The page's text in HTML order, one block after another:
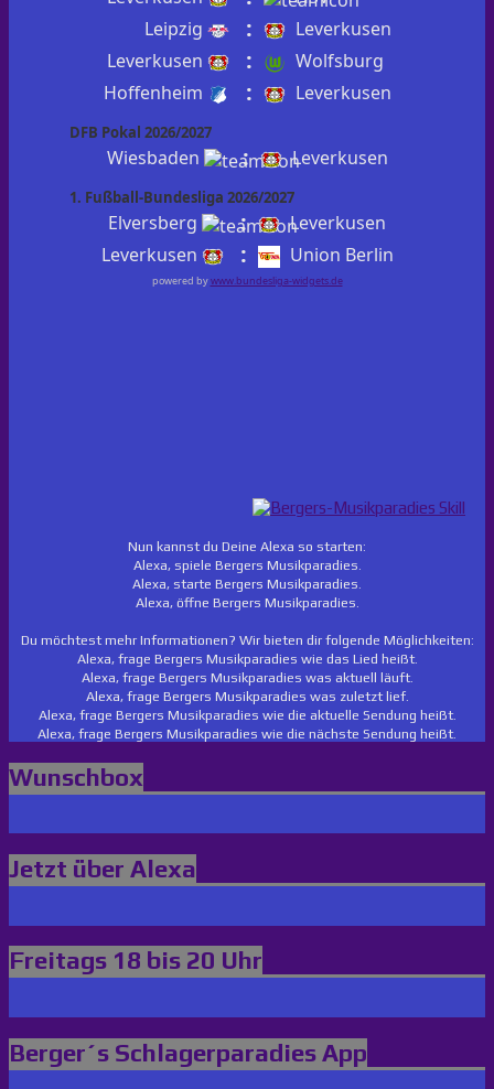
Leipzig
:
Leverkusen
Leverkusen
:
Wolfsburg
Hoffenheim
: Leverkusen
DFB Pokal 2026/2027
Wiesbaden : Leverkusen
1. Fußball-Bundesliga 2026/2027
Elversberg :
Leverkusen
Leverkusen
: Union Berlin
powered bywww.bundesliga-widgets.de
Nun kannst du Deine Alexa so starten:
Alexa, spiele Bergers Musikparadies.
Alexa, starte Bergers Musikparadies.
Alexa, öffne Bergers Musikparadies.
Du möchtest mehr Informationen? Wir bieten dir folgende Möglichkeiten:
Alexa, frage Bergers Musikparadies wie das Lied heißt.
Alexa, frage Bergers Musikparadies was aktuell läuft.
Alexa, frage Bergers Musikparadies was zuletzt lief.
Alexa, frage Bergers Musikparadies wie die aktuelle Sendung heißt.
Alexa, frage Bergers Musikparadies wie die nächste Sendung heißt.
Wunschbox
Jetzt über Alexa
Freitags 18 bis 20 Uhr
Berger´s Schlagerparadies App